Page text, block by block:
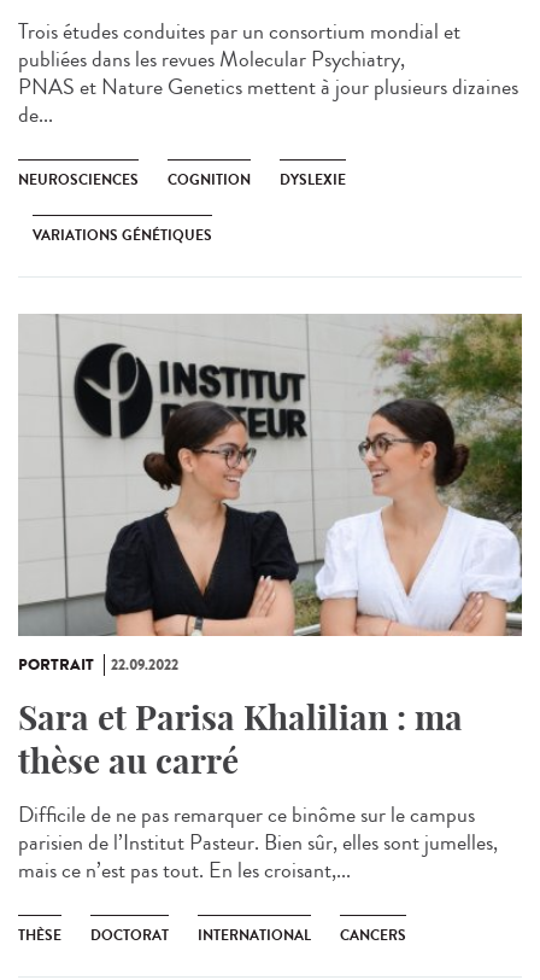
Trois études conduites par un consortium mondial et
publiées dans les revues Molecular Psychiatry,
PNAS et Nature Genetics mettent à jour plusieurs dizaines
de...
NEUROSCIENCES COGNITION DYSLEXIE
VARIATIONS GÉNÉTIQUES
PORTRAIT 22.09.2022
Sara et Parisa Khalilian : ma
thèse au carré
Difficile de ne pas remarquer ce binôme sur le campus
parisien de l’Institut Pasteur. Bien sûr, elles sont jumelles,
mais ce n’est pas tout. En les croisant,...
THÈSE DOCTORAT INTERNATIONAL CANCERS